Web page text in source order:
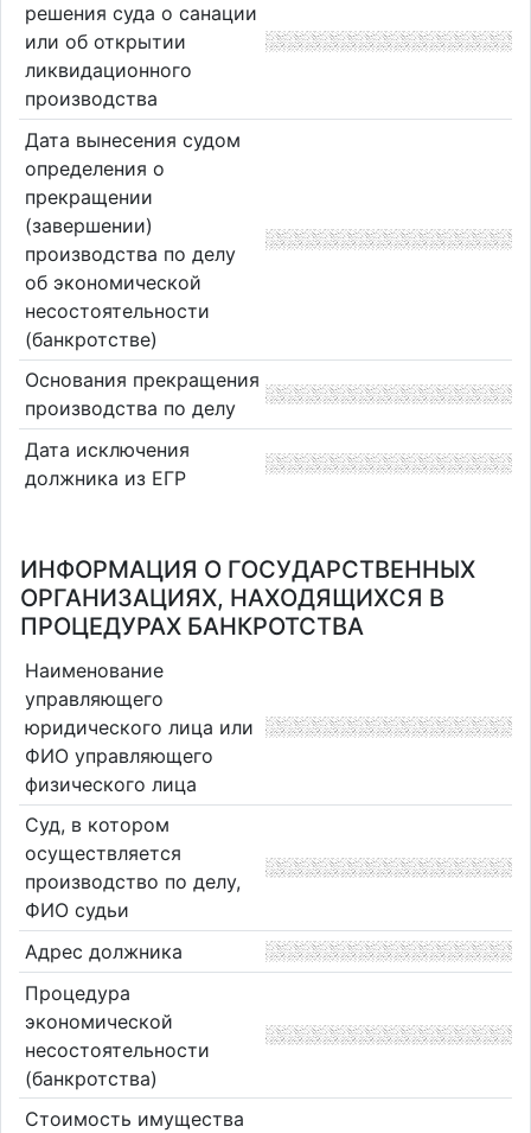
решения суда о санации
или об открытии
ликвидационного
производства
Дата вынесения судом
определения о
прекращении
(завершении)
производства по делу
об экономической
несостоятельности
(банкротстве)
Основания прекращения
производства по делу
Дата исключения
должника из ЕГР
ИНФОРМАЦИЯ О ГОСУДАРСТВЕННЫХ
ОРГАНИЗАЦИЯХ, НАХОДЯЩИХСЯ В
ПРОЦЕДУРАХ БАНКРОТСТВА
Наименование
управляющего
юридического лица или
ФИО управляющего
физического лица
Суд, в котором
осуществляется
производство по делу,
ФИО судьи
Адрес должника
Процедура
экономической
несостоятельности
(банкротства)
Стоимость имущества